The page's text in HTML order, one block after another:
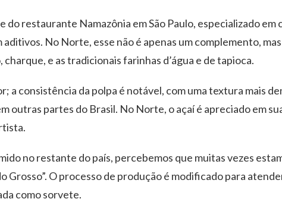
do restaurante Namazônia em São Paulo, especializado
aditivos. No Norte, esse não é apenas um complemento,
charque, e as tradicionais farinhas d’água e de tapioca.
a consistência da polpa é notável, com uma textura mais
outras partes do Brasil. No Norte, o açaí é apreciado em
no restante do país, percebemos que muitas vezes
Grosso”. O processo de produção é modificado para
como sorvete.